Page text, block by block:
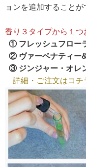
ョンを追加することが
香り３タイプから１つ
① フレッシュフロー
② ヴァーベナティー
③ ジンジャー・オレ
詳細・ご注文はコチ